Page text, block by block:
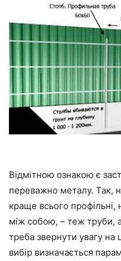
Відмітною ознакою є
переважно металу. Так,
краще всього профільні,
між собою, – теж труби,
треба звернути увагу на
вибір визначається